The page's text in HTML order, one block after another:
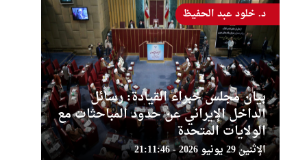
بيان مجلس خبراء القيادة: رسائل
الداخل الإيراني عن حدود المباحثات مع
الولايات المتحدة
الإثنين 29 يونيو 2026 - 21:11:46
د. خلود عبد الحفيظ